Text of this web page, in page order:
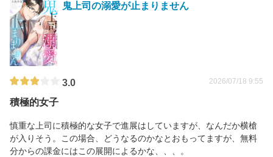
鬼上司の溺愛が止まりません
3.0 2026/07/18 9:55
積極的女子
慎重な上司に積極的な女子で進展はしていますが、なんだか横槍
が入りそう。この場合、どうなるのかなとおもってますが、無料
分からの課金にはこの展開によるかな、、、。